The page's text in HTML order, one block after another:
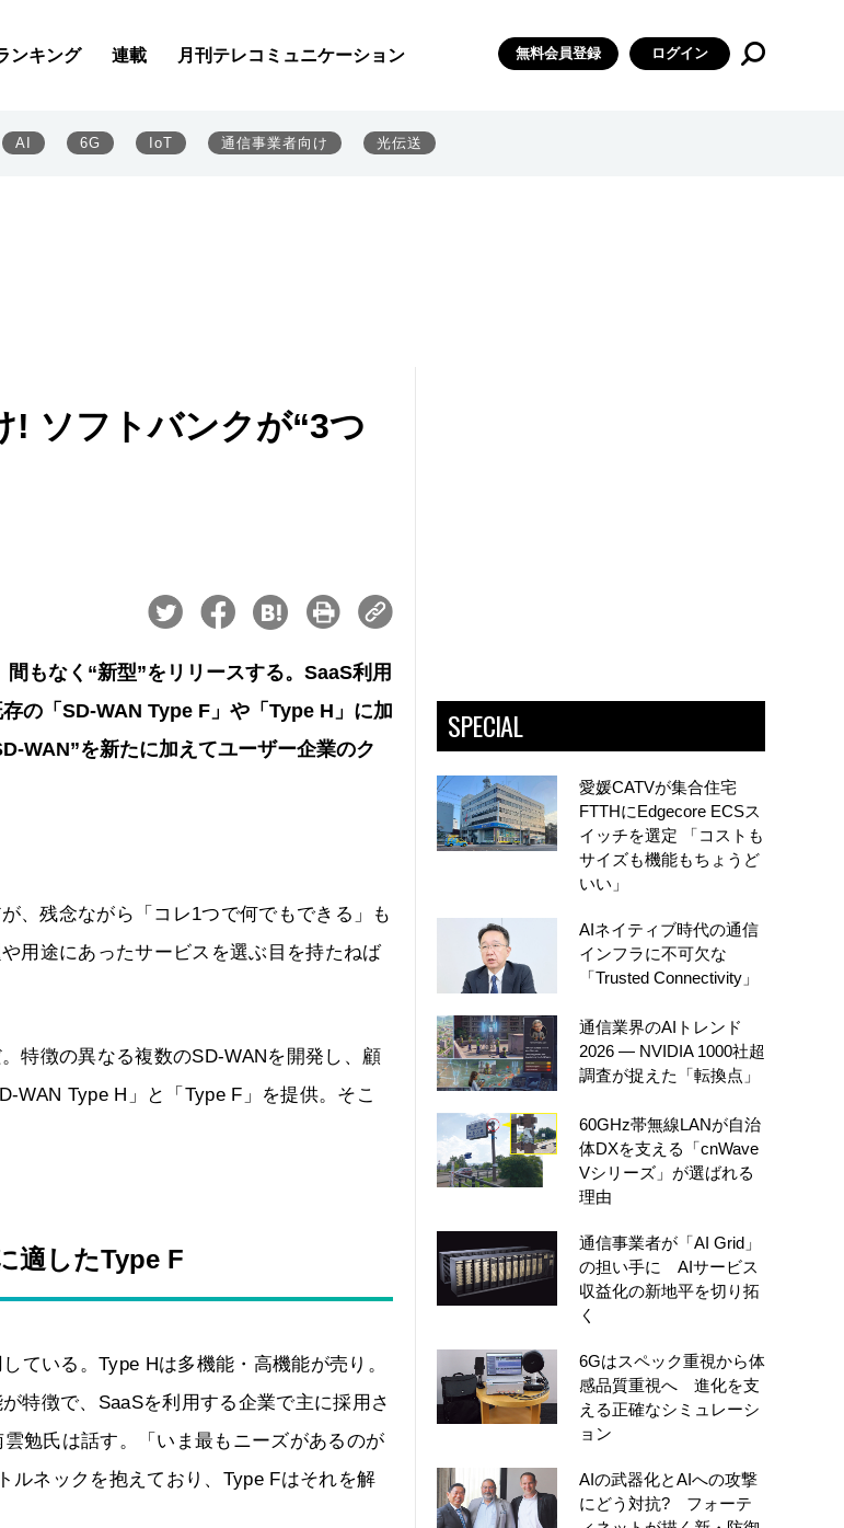
ンキング 連載 月刊テレコミュニケーション 無料会員登録 ログイン
AI 6G IoT 通信事業者向け 光伝送
! ソフトバンクが“3つ
もなく“新型”をリリースする。SaaS利用
の「SD-WAN Type F」や「Type H」に加
WAN”を新たに加えてユーザー企業のク
、残念ながら「コレ1つで何でもできる」も
用途にあったサービスを選ぶ目を持たねば
特徴の異なる複数のSD-WANを開発し、顧
WAN Type H」と「Type F」を提供。そこ
適したType F
ている。Type Hは多機能・高機能が売り。
特徴で、SaaSを利用する企業で主に採用さ
勉氏は話す。「いま最もニーズがあるのが
ルネックを抱えており、Type Fはそれを解
SPECIAL
愛媛CATVが集合住宅
FTTHにEdgecore ECSス
イッチを選定 「コストも
サイズも機能もちょうど
いい」
AIネイティブ時代の通信
インフラに不可欠な
「Trusted Connectivity」
通信業界のAIトレンド
2026 ― NVIDIA 1000社超
調査が捉えた「転換点」
60GHz帯無線LANが自治
体DXを支える「cnWave
Vシリーズ」が選ばれる
理由
通信事業者が「AI Grid」
の担い手に AIサービス
収益化の新地平を切り拓
く
6Gはスペック重視から体
感品質重視へ 進化を支
える正確なシミュレーシ
ョン
AIの武器化とAIへの攻撃
にどう対抗? フォーテ